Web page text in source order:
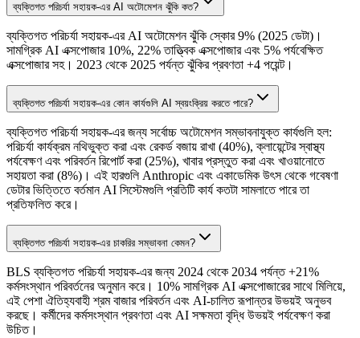
ব্যক্তিগত পরিচর্যা সহায়ক-এর AI অটোমেশন ঝুঁকি কত?
ব্যক্তিগত পরিচর্যা সহায়ক-এর AI অটোমেশন ঝুঁকি স্কোর 9% (2025 ডেটা)।
সামগ্রিক AI এক্সপোজার 10%, 22% তাত্ত্বিক এক্সপোজার এবং 5% পর্যবেক্ষিত
এক্সপোজার সহ। 2023 থেকে 2025 পর্যন্ত ঝুঁকির প্রবণতা +4 পয়েন্ট।
ব্যক্তিগত পরিচর্যা সহায়ক-এর কোন কার্যগুলি AI স্বয়ংক্রিয় করতে পারে?
ব্যক্তিগত পরিচর্যা সহায়ক-এর জন্য সর্বোচ্চ অটোমেশন সম্ভাবনাযুক্ত কার্যগুলি হল:
পরিচর্যা কার্যক্রম নথিভুক্ত করা এবং রেকর্ড বজায় রাখা (40%), ক্লায়েন্টের স্বাস্থ্য
পর্যবেক্ষণ এবং পরিবর্তন রিপোর্ট করা (25%), খাবার প্রস্তুত করা এবং খাওয়ানোতে
সহায়তা করা (8%)। এই হারগুলি Anthropic এবং একাডেমিক উৎস থেকে গবেষণা
ডেটার ভিত্তিতে বর্তমান AI সিস্টেমগুলি প্রতিটি কার্য কতটা সামলাতে পারে তা
প্রতিফলিত করে।
ব্যক্তিগত পরিচর্যা সহায়ক-এর চাকরির সম্ভাবনা কেমন?
BLS ব্যক্তিগত পরিচর্যা সহায়ক-এর জন্য 2024 থেকে 2034 পর্যন্ত +21%
কর্মসংস্থান পরিবর্তনের অনুমান করে। 10% সামগ্রিক AI এক্সপোজারের সাথে মিলিয়ে,
এই পেশা ঐতিহ্যবাহী শ্রম বাজার পরিবর্তন এবং AI-চালিত রূপান্তর উভয়ই অনুভব
করছে। কর্মীদের কর্মসংস্থান প্রবণতা এবং AI সক্ষমতা বৃদ্ধি উভয়ই পর্যবেক্ষণ করা
উচিত।